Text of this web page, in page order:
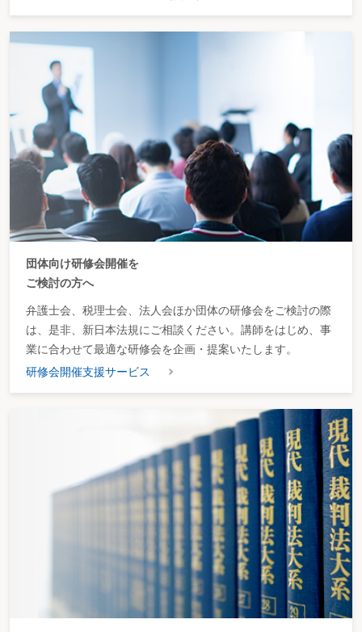
団体向け研修会開催を
ご検討の方へ
弁護士会、税理士会、法人会ほか団体の研修会をご検討の際
は、是非、新日本法規にご相談ください。講師をはじめ、事
業に合わせて最適な研修会を企画・提案いたします。
研修会開催支援サービス